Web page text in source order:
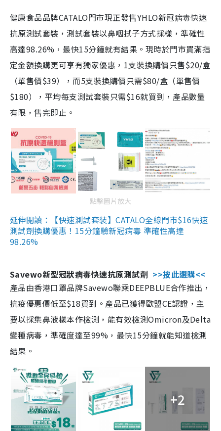
健康食品品牌CATALO門市現正發售YHLO新冠病毒快速
抗原測試套裝，測試套裝以鼻咽拭子方式採樣，準確性
高達98.26%，最快15分鐘就有結果。現時於門市買滿指
定金額換購更可享有獨家優惠，1支裝換購價只售$20/盒
（單售價$39），而5支裝換購價只需$80/盒（單售價
$180），平均每支測試套裝只需$16就買到，產品數量
有限，售完即止。
點擊圖片放大
延伸閱讀：【快速測試套裝】CATALO全線門市$16快速
測試劑換購優惠！15分鐘驗新冠病毒 準確性高達
98.26%
Savewo新型冠狀病毒快速抗原測試劑 >>按此選購<<
產品由香港口罩品牌Savewo聯乘DEEPBLUE合作推出，
抗疫優惠價低至$18買到。產品已獲得歐盟CE認證，主
要以採集鼻液樣本作檢測，能有效檢測Omicron及Delta
變種病毒，準確度達至99%，最快15分鐘就能知道檢測
結果。
+2